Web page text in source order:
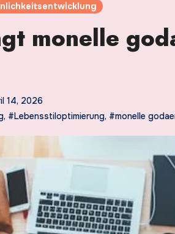
monelle
14, 2026
, #Lebensstiloptimierung, #monelle